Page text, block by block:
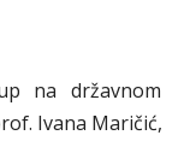
na državnom
Ivana Maričić,